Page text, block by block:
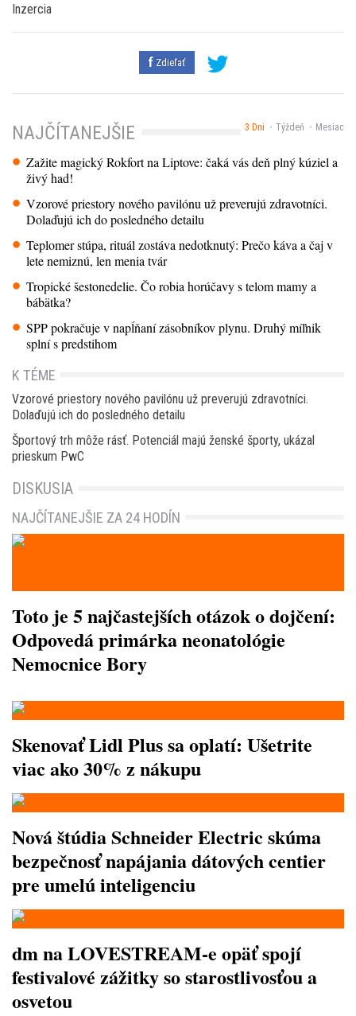
Inzercia
Zdieľať
3 Dni Týždeň Mesiac
NAJČÍTANEJŠIE
Zažite magický Rokfort na Liptove: čaká vás deň plný kúziel a
živý had!
Vzorové priestory nového pavilónu už preverujú zdravotníci.
Dolaďujú ich do posledného detailu
Teplomer stúpa, rituál zostáva nedotknutý: Prečo káva a čaj v
lete nemiznú, len menia tvár
Tropické šestonedelie. Čo robia horúčavy s telom mamy a
bábätka?
SPP pokračuje v napĺňaní zásobníkov plynu. Druhý míľnik
splní s predstihom
K TÉME
Vzorové priestory nového pavilónu už preverujú zdravotníci.
Dolaďujú ich do posledného detailu
Športový trh môže rásť. Potenciál majú ženské športy, ukázal
prieskum PwC
DISKUSIA
NAJČÍTANEJŠIE ZA 24 HODÍN
Toto je 5 najčastejších otázok o dojčení:
Odpovedá primárka neonatológie
Nemocnice Bory
Skenovať Lidl Plus sa oplatí: Ušetrite
viac ako 30% z nákupu
Nová štúdia Schneider Electric skúma
bezpečnosť napájania dátových centier
pre umelú inteligenciu
dm na LOVESTREAM-e opäť spojí
festivalové zážitky so starostlivosťou a
osvetou